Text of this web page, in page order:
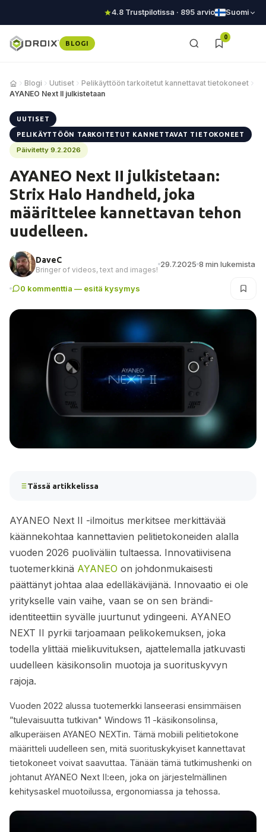
4.8 Trustpilotissa · 895 arvio Suomi
BLOGI
0
Blogi Uutiset
Pelikäyttöön tarkoitetut kannettavat tietokoneet
AYANEO Next II julkistetaan
UUTISET
PELIKÄYTTÖÖN TARKOITETUT KANNETTAVAT TIETOKONEET
Päivitetty 9.2.2026
AYANEO Next II julkistetaan:
Strix Halo Handheld, joka
määrittelee kannettavan tehon
uudelleen.
DaveC
Bringer of videos, text and images!
29.7.2025 8 min lukemista
0 kommenttia — esitä kysymys
Tässä artikkelissa
AYANEO Next II -ilmoitus merkitsee merkittävää
käännekohtaa kannettavien pelitietokoneiden alalla
vuoden 2026 puoliväliin tultaessa. Innovatiivisena
tuotemerkkinä AYANEO on johdonmukaisesti
päättänyt johtaa alaa edelläkävijänä. Innovaatio ei ole
yritykselle vain vaihe, vaan se on sen brändi-
identiteettiin syvälle juurtunut ydingeeni. AYANEO
NEXT II pyrkii tarjoamaan pelikokemuksen, joka
todella ylittää mielikuvituksen, ajattelemalla jatkuvasti
uudelleen käsikonsolin muotoja ja suorituskyvyn
rajoja.
Vuoden 2022 alussa tuotemerkki lanseerasi ensimmäisen
”tulevaisuutta tutkivan" Windows 11 -käsikonsolinsa,
alkuperäisen AYANEO NEXTin. Tämä mobiili pelitietokone
määritteli uudelleen sen, mitä suorituskykyiset kannettavat
tietokoneet voivat saavuttaa. Tänään tämä tutkimushenki on
johtanut AYANEO Next II:een, joka on järjestelmällinen
kehitysaskel muotoilussa, ergonomiassa ja tehossa.